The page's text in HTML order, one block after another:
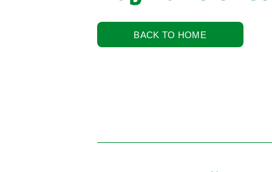
BACK TO HOME